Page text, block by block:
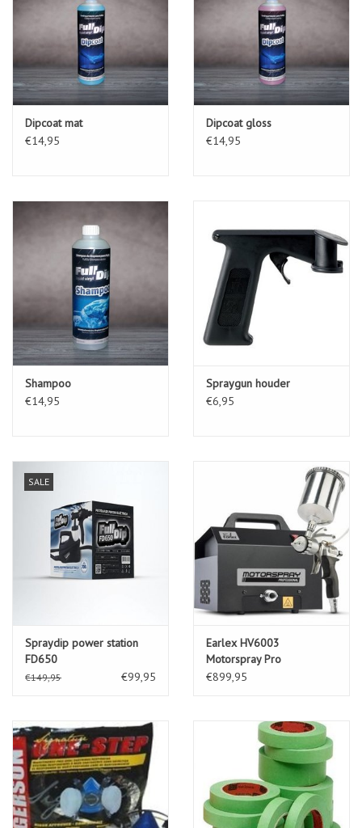
Dipcoat mat
€14,95
Dipcoat gloss
€14,95
Shampoo
€14,95
Spraygun houder
€6,95
SALE
Spraydip power station
FD650
€149,95 €99,95
Earlex HV6003
Motorspray Pro
€899,95